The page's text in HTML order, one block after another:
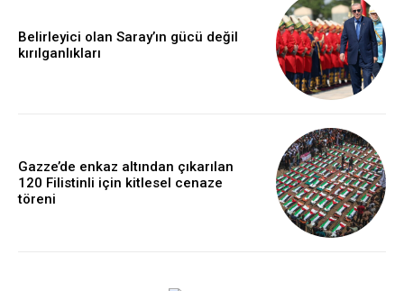
Belirleyici olan Saray’ın gücü değil
kırılganlıkları
Gazze’de enkaz altından çıkarılan
120 Filistinli için kitlesel cenaze
töreni